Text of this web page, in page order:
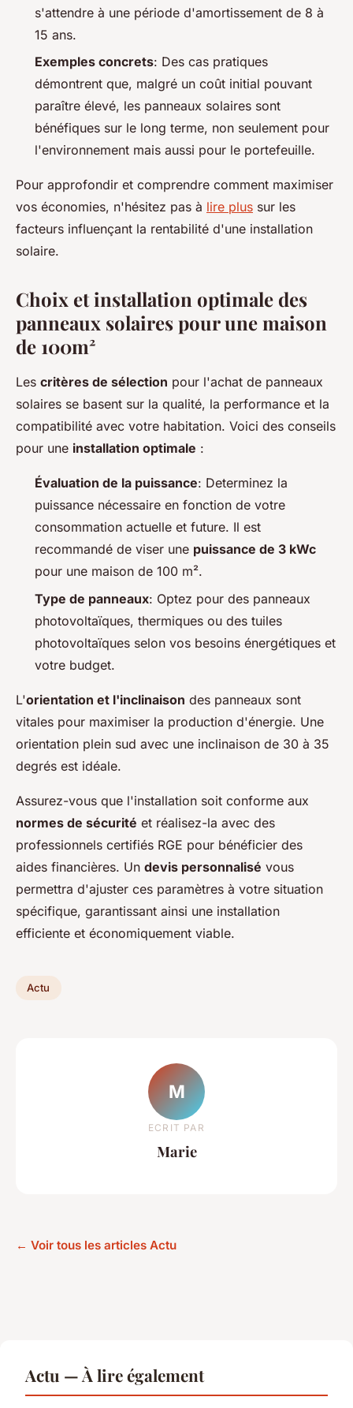
s'attendre à une période d'amortissement de 8 à
15 ans.
Exemples concrets: Des cas pratiques
démontrent que, malgré un coût initial pouvant
paraître élevé, les panneaux solaires sont
bénéfiques sur le long terme, non seulement pour
l'environnement mais aussi pour le portefeuille.
Pour approfondir et comprendre comment maximiser
vos économies, n'hésitez pas à lire plus sur les
facteurs influençant la rentabilité d'une installation
solaire.
Choix et installation optimale des
panneaux solaires pour une maison
de 100m²
Les critères de sélection pour l'achat de panneaux
solaires se basent sur la qualité, la performance et la
compatibilité avec votre habitation. Voici des conseils
pour une installation optimale :
Évaluation de la puissance: Determinez la
puissance nécessaire en fonction de votre
consommation actuelle et future. Il est
recommandé de viser une puissance de 3 kWc
pour une maison de 100 m².
Type de panneaux: Optez pour des panneaux
photovoltaïques, thermiques ou des tuiles
photovoltaïques selon vos besoins énergétiques et
votre budget.
L'orientation et l'inclinaison des panneaux sont
vitales pour maximiser la production d'énergie. Une
orientation plein sud avec une inclinaison de 30 à 35
degrés est idéale.
Assurez-vous que l'installation soit conforme aux
normes de sécurité et réalisez-la avec des
professionnels certifiés RGE pour bénéficier des
aides financières. Un devis personnalisé vous
permettra d'ajuster ces paramètres à votre situation
spécifique, garantissant ainsi une installation
efficiente et économiquement viable.
Actu
M
ECRIT PAR
Marie
← Voir tous les articles Actu
Actu — À lire également